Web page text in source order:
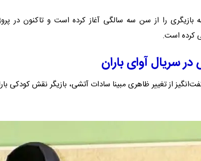
را از سن سه سالگی آغاز کرده است و تاکنون در
کرده است.
سریال آوای باران